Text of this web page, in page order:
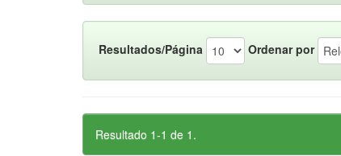
Resultados/Página Ordenar por
Resultado 1-1 de 1.